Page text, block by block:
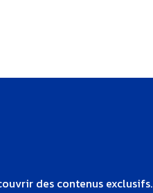
des contenus exclusifs.